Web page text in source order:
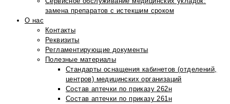
замена препаратов с истекшим сроком
О нас
Контакты
Реквизиты
Регламентирующие документы
Полезные материалы
Стандарты оснащения кабинетов (отделений,
центров) медицинских организаций
Состав аптечки по приказу 262н
Состав аптечки по приказу 261н